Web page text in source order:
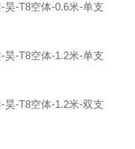
-T8空体-0.6米-单支
-T8空体-1.2米-单支
-T8空体-1.2米-双支